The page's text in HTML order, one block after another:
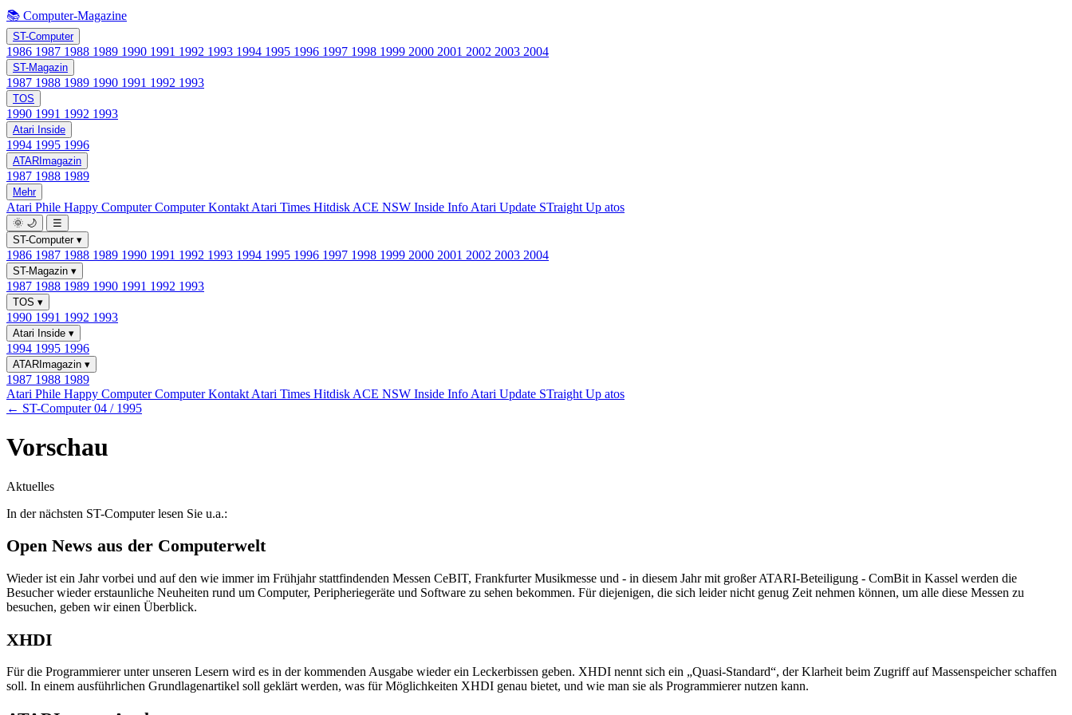
📚 Computer-Magazine
ST-Computer
1986 1987 1988 1989 1990 1991 1992 1993 1994 1995 1996 1997 1998 1999 2000 2001 2002 2003 2004
ST-Magazin
1987 1988 1989 1990 1991 1992 1993
TOS
1990 1991 1992 1993
Atari Inside
1994 1995 1996
ATARImagazin
1987 1988 1989
Mehr
Atari Phile Happy ComputerComputer Kontakt Atari Times Hitdisk ACE NSW Inside Info Atari Update STraight Up atos
🌞 🌙
☰
ST-Computer ▾
1986 1987 1988 1989 1990 1991 1992 1993 1994 1995 1996 1997 1998 1999 2000 2001 2002 2003 2004
ST-Magazin ▾
1987 1988 1989 1990 1991 1992 1993
TOS ▾
1990 1991 1992 1993
Atari Inside ▾
1994 1995 1996
ATARImagazin ▾
1987 1988 1989
Atari Phile Happy ComputerComputer Kontakt Atari Times Hitdisk ACE NSW Inside Info Atari Update STraight Up atos
← ST-Computer 04 / 1995
Vorschau
Aktuelles
In der nächsten ST-Computer lesen Sie u.a.:
Open News aus der Computerwelt
Wieder ist ein Jahr vorbei und auf den wie immer im Frühjahr stattfindenden Messen CeBIT, Frankfurter Musikmesse und - in diesem Jahr mit großer ATARI-Beteiligung - ComBit in Kassel werden die
Besucher wieder erstaunliche Neuheiten rund um Computer, Peripheriegeräte und Software zu sehen bekommen. Für diejenigen, die sich leider nicht genug Zeit nehmen können, um alle diese Messen zu
besuchen, geben wir einen Überblick.
XHDI
Für die Programmierer unter unseren Lesern wird es in der kommenden Ausgabe wieder ein Leckerbissen geben. XHDI nennt sich ein „Quasi-Standard“, der Klarheit beim Zugriff auf Massenspeicher schaffen
soll. In einem ausführlichen Grundlagenartikel soll geklärt werden, was für Möglichkeiten XHDI genau bietet, und wie man sie als Programmierer nutzen kann.